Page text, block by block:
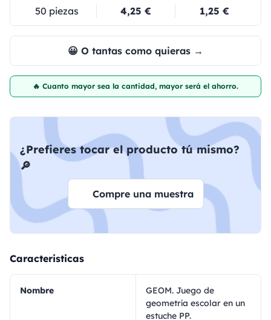
50 piezas 4,25 € 1,25 €
😀 O tantas como quieras →
🔥 Cuanto mayor sea la cantidad, mayor será el ahorro.
¿Prefieres tocar el producto tú mismo?
🔎
Compre una muestra
Caracteristicas
Nombre
GEOM. Juego de
geometría escolar en un
estuche PP.